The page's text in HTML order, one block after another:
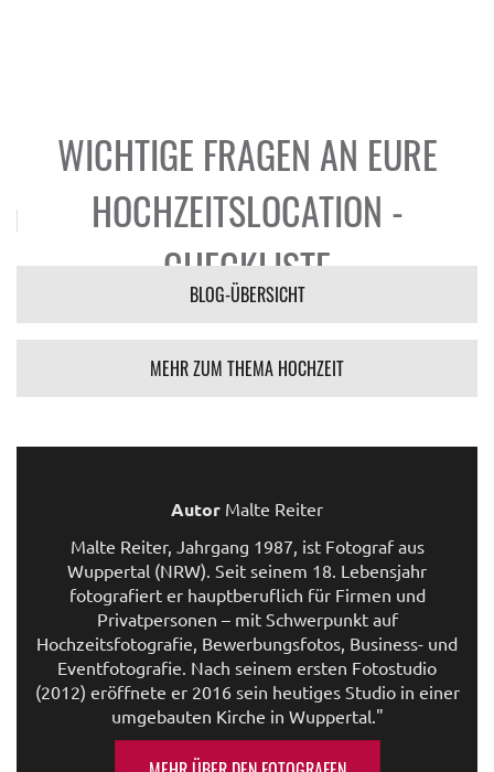
WICHTIGE FRAGEN AN EURE
HOCHZEITSLOCATION -
CHECKLISTE
BLOG-ÜBERSICHT
MEHR ZUM THEMA HOCHZEIT
Autor Malte Reiter
Malte Reiter, Jahrgang 1987, ist Fotograf aus
Wuppertal (NRW). Seit seinem 18. Lebensjahr
fotografiert er hauptberuflich für Firmen und
Privatpersonen – mit Schwerpunkt auf
Hochzeitsfotografie, Bewerbungsfotos, Business- und
Eventfotografie. Nach seinem ersten Fotostudio
(2012) eröffnete er 2016 sein heutiges Studio in einer
umgebauten Kirche in Wuppertal."